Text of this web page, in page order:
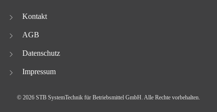
Kontakt
AGB
Datenschutz
Impressum
© 2026 STB SystemTechnik für Betriebsmittel GmbH. Alle Rechte vorbehalten.